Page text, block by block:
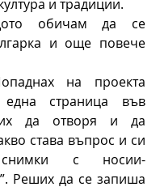
и традиции.
обичам да се
и още повече
на проекта
една страница във
да отворя и да
става въпрос и си
снимки с носии-
Реших да се запиша